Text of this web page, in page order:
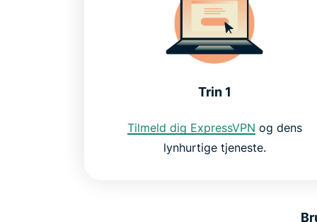
Trin 1
Tilmeld dig ExpressVPN og dens
lynhurtige tjeneste.